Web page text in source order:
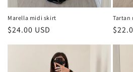
Marella midi skirt
Prezzo
$24.00 USD
Tartan
listino